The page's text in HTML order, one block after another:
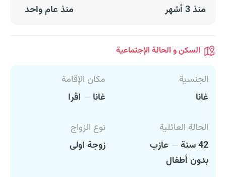
منذ 3 أشهر
منذ عام واحد
السكن و الحالة الإجتماعية
الجنسية
غانا
مكان الإقامة
غانا
اقرا
الحالة العائلية
42 سنة
عازب
بدون أطفال
نوع الزواج
زوجة اولى